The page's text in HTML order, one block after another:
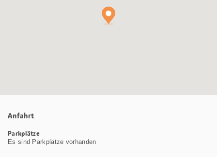
Anfahrt
Parkplätze
Es sind Parkplätze vorhanden